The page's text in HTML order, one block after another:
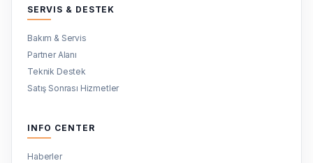
SERVIS & DESTEK
Bakım & Servis
Partner Alanı
Teknik Destek
Satış Sonrası Hizmetler
INFO CENTER
Haberler